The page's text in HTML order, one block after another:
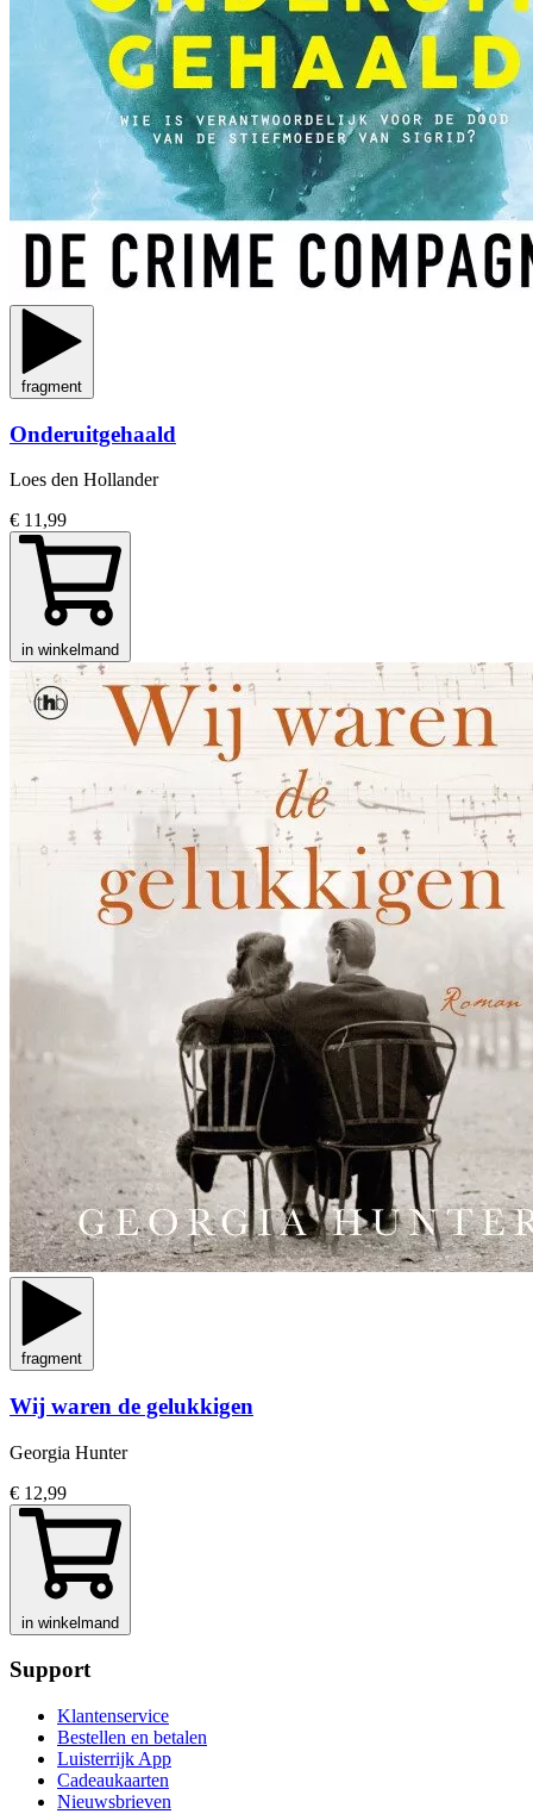
fragment
Onderuitgehaald
Loes den Hollander
€ 11,99
in winkelmand
fragment
Wij waren de gelukkigen
Georgia Hunter
€ 12,99
in winkelmand
Support
Klantenservice
Bestellen en betalen
Luisterrijk App
Cadeaukaarten
Nieuwsbrieven